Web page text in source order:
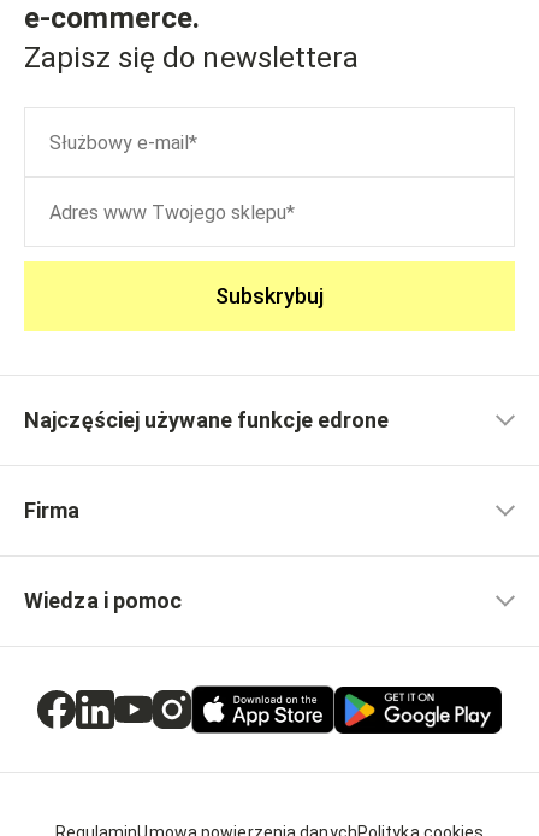
e-commerce.
Zapisz się do newslettera
Subskrybuj
Najczęściej używane funkcje edrone
Firma
Wiedza i pomoc